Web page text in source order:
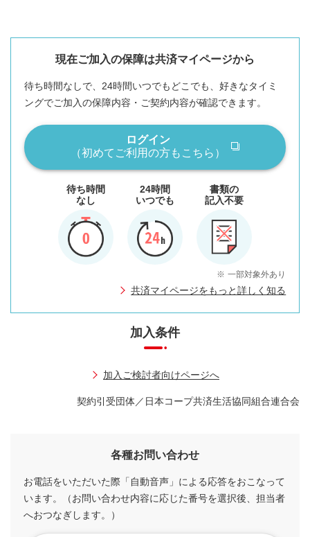
現在ご加入の保障は共済マイページから
待ち時間なしで、24時間いつでもどこでも、好きなタイミ
ングでご加入の保障内容・ご契約内容が確認できます。
ログイン
（初めてご利用の方もこちら）
待ち時間
なし
24時間
いつでも
書類の
記入不要
※ 一部対象外あり
共済マイページをもっと詳しく知る
加入条件
加入ご検討者向けページへ
契約引受団体／日本コープ共済生活協同組合連合会
各種お問い合わせ
お電話をいただいた際「自動音声」による応答をおこなって
います。（お問い合わせ内容に応じた番号を選択後、担当者
へおつなぎします。）